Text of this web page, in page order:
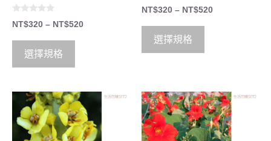
0
o
t
5
NT$320 – NT$520
選擇規格
0
o
t
5
NT$320 – NT$520
選擇規格